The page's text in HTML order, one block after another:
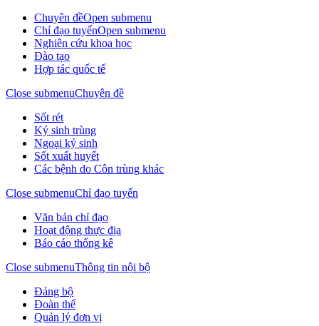
Chuyên đềOpen submenu
Chỉ đạo tuyếnOpen submenu
Nghiên cứu khoa học
Đào tạo
Hợp tác quốc tế
Close submenuChuyên đề
Sốt rét
Ký sinh trùng
Ngoại ký sinh
Sốt xuất huyết
Các bệnh do Côn trùng khác
Close submenuChỉ đạo tuyến
Văn bản chỉ đạo
Hoạt động thực địa
Báo cáo thống kê
Close submenuThông tin nội bộ
Đảng bộ
Đoàn thể
Quản lý đơn vị